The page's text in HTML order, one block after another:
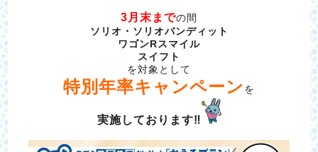
3月末までの間
ソリオ・ソリオバンディット
ワゴンRスマイル
スイフト
を対象として
特別年率キャンペーン を
実施しております‼